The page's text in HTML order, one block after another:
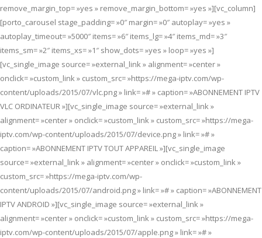
remove_margin_top= »yes » remove_margin_bottom= »yes »][vc_column]
[porto_carousel stage_padding= »0″ margin= »0″ autoplay= »yes »
autoplay_timeout= »5000″ items= »6″ items_lg= »4″ items_md= »3″
items_sm= »2″ items_xs= »1″ show_dots= »yes » loop= »yes »]
[vc_single_image source= »external_link » alignment= »center »
onclick= »custom_link » custom_src= »https://mega-iptv.com/wp-
content/uploads/2015/07/vlc.png » link= »# » caption= »ABONNEMENT IPTV
VLC ORDINATEUR »][vc_single_image source= »external_link »
alignment= »center » onclick= »custom_link » custom_src= »https://mega-
iptv.com/wp-content/uploads/2015/07/device.png » link= »# »
caption= »ABONNEMENT IPTV TOUT APPAREIL »][vc_single_image
source= »external_link » alignment= »center » onclick= »custom_link »
custom_src= »https://mega-iptv.com/wp-
content/uploads/2015/07/android.png » link= »# » caption= »ABONNEMENT
IPTV ANDROID »][vc_single_image source= »external_link »
alignment= »center » onclick= »custom_link » custom_src= »https://mega-
iptv.com/wp-content/uploads/2015/07/apple.png » link= »# »